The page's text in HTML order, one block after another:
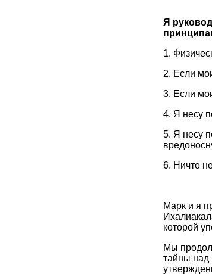
Я
1.
2. Если
3. Если
4. Я несу
5. Я несу
6. Ничто
Марк и я
которой
Мы
тайны над